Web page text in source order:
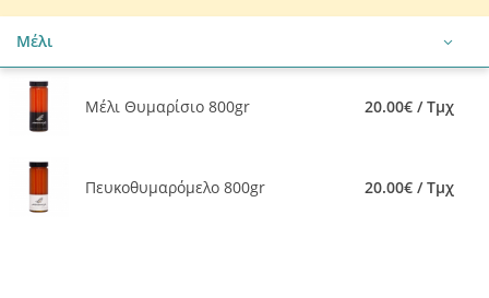
Μέλι
Μέλι Θυμαρίσιο 800gr 20.00€ / Τμχ
Πευκοθυμαρόμελο 800gr 20.00€ / Τμχ